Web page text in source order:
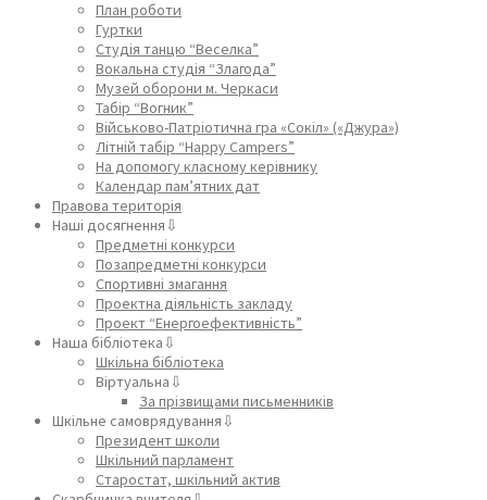
План роботи
Гуртки
Студія танцю “Веселка”
Вокальна студія “Злагода”
Музей оборони м. Черкаси
Табір “Вогник”
Військово-Патріотична гра «Сокіл» («Джура»)
Літній табір “Happy Campers”
На допомогу класному керівнику
Календар пам’ятних дат
Правова територія
Наші досягнення⇩
Предметні конкурси
Позапредметні конкурси
Спортивні змагання
Проектна діяльність закладу
Проект “Енергоефективність”
Наша бібліотека⇩
Шкільна бібліотека
Віртуальна⇩
За прізвищами письменників
Шкільне самоврядування⇩
Президент школи
Шкільний парламент
Старостат, шкільний актив